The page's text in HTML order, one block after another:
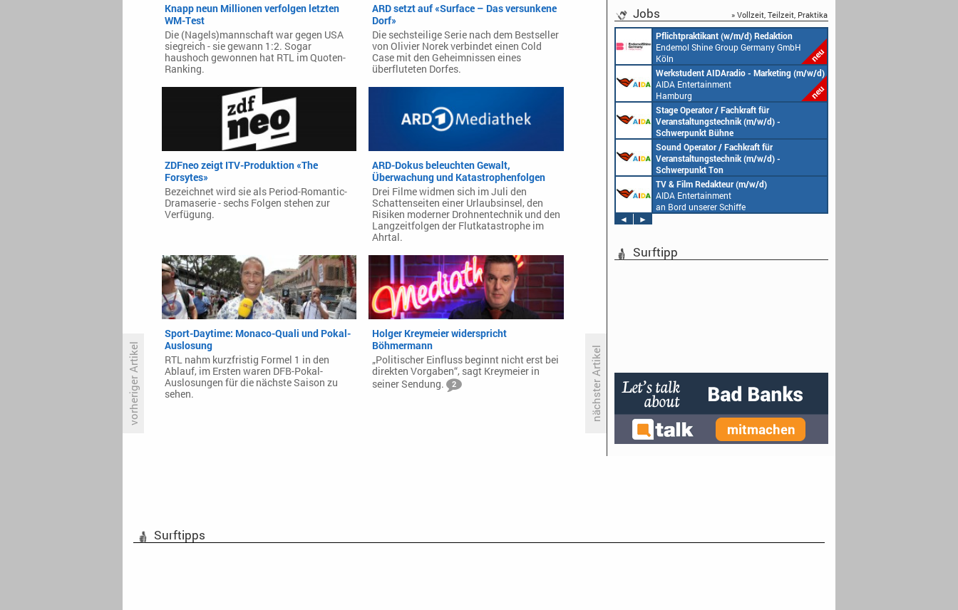
vorheriger Artikel
«Krapopolis»: Zweite Staffel
nächster Artikel
Knapp neun Millionen verfolgen letzten
WM-Test
Die (Nagels)mannschaft war gegen USA
siegreich - sie gewann 1:2. Sogar
haushoch gewonnen hat RTL im Quoten-
Ranking.
ARD setzt auf «Surface – Das versunkene
Dorf»
Die sechsteilige Serie nach dem Bestseller
von Olivier Norek verbindet einen Cold
Case mit den Geheimnissen eines
überfluteten Dorfes.
ZDFneo zeigt ITV-Produktion «The
Forsytes»
Bezeichnet wird sie als Period-Romantic-
Dramaserie - sechs Folgen stehen zur
Verfügung.
ARD-Dokus beleuchten Gewalt,
Überwachung und Katastrophenfolgen
Drei Filme widmen sich im Juli den
Schattenseiten einer Urlaubsinsel, den
Risiken moderner Drohnentechnik und den
Langzeitfolgen der Flutkatastrophe im
Ahrtal.
Sport-Daytime: Monaco-Quali und Pokal-
Auslosung
RTL nahm kurzfristig Formel 1 in den
Ablauf, im Ersten waren DFB-Pokal-
Auslosungen für die nächste Saison zu
sehen.
Holger Kreymeier widerspricht
Böhmermann
„Politischer Einfluss beginnt nicht erst bei
direkten Vorgaben“, sagt Kreymeier in
seiner Sendung.
2
Jobs » Vollzeit, Teilzeit, Praktika
Pflichtpraktikant (w/m/d) Redaktion
Endemol Shine Group Germany GmbH
Köln
Werkstudent AIDAradio - Marketing (m/w/d)
AIDA Entertainment
Hamburg
Stage Operator / Fachkraft für
Veranstaltungstechnik (m/w/d) -
Schwerpunkt Bühne
AIDA Entertainment
an Bord unserer Schiffe
Sound Operator / Fachkraft für
Veranstaltungstechnik (m/w/d) -
Schwerpunkt Ton
AIDA Entertainment
an Bord unserer Schiffe
TV & Film Redakteur (m/w/d)
AIDA Entertainment
an Bord unserer Schiffe
◄
►
Surftipp
Surftipps